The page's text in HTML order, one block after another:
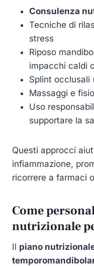
Consulenza
Tecniche di
stress
Riposo
impacchi caldi
Splint occlusali
Massaggi e
Uso
supportare la
Questi approcci
infiammazione,
ricorrere a farmaci
Come
nutrizionale
Il piano